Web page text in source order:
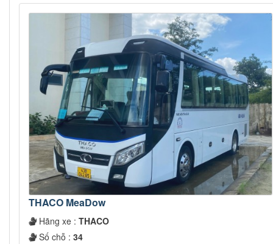
THACO MeaDow
Hãng xe : THACO
Số chỗ : 34